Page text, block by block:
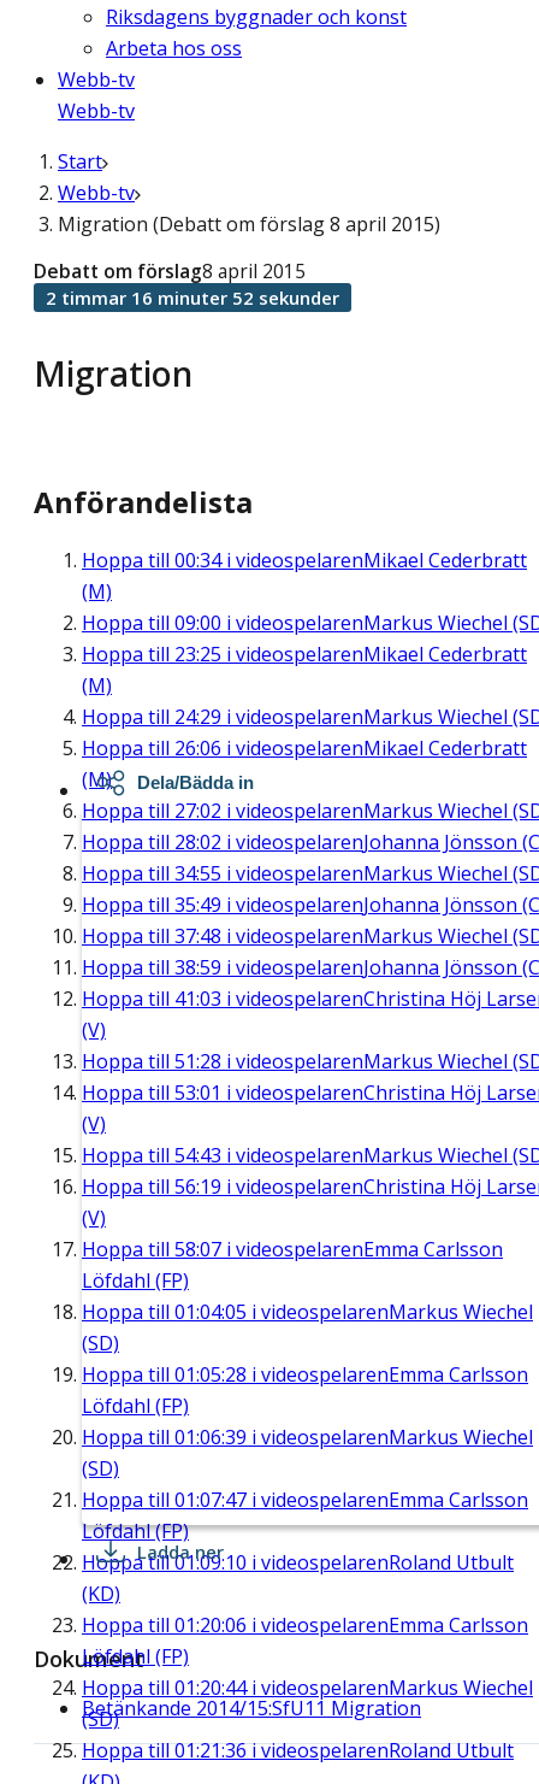
Riksdagens byggnader och konst
Arbeta hos oss
Webb-tv
Webb-tv
Start
Webb-tv
Migration (Debatt om förslag 8 april 2015)
Migration
Debatt om förslag8 april 2015
2 timmar 16 minuter 52 sekunder
Anförandelista
Hoppa till 00:34i videospelarenMikael Cederbratt
(M)
Hoppa till 09:00 i videospelarenMarkus Wiechel
Hoppa till 23:25 i videospelarenMikael Cederbratt
(M)
Hoppa till 24:29 i videospelarenMarkus Wiechel
Hoppa till 26:06 i videospelarenMikael Cederbratt
(M)
Hoppa till 27:02 i videospelarenMarkus Wiechel
Hoppa till 28:02 i videospelarenJohanna Jönsson
Hoppa till 34:55 i videospelarenMarkus Wiechel
Hoppa till 35:49 i videospelarenJohanna Jönsson
Hoppa till 37:48 i videospelarenMarkus Wiechel
Hoppa till 38:59 i videospelarenJohanna Jönsson
Hoppa till 41:03 i videospelarenChristina Höj
(V)
Hoppa till 51:28 i videospelarenMarkus Wiechel
Hoppa till 53:01 i videospelarenChristina Höj
(V)
Hoppa till 54:43 i videospelarenMarkus Wiechel
Hoppa till 56:19 i videospelarenChristina Höj
(V)
Hoppa till 58:07 i videospelarenEmma Carlsson
Löfdahl (FP)
Hoppa till 01:04:05 i videospelarenMarkus Wiechel
(SD)
Hoppa till 01:05:28 i videospelarenEmma Carlsson
Löfdahl (FP)
Hoppa till 01:06:39 i videospelarenMarkus Wiechel
(SD)
Hoppa till 01:07:47 i videospelarenEmma Carlsson
Löfdahl (FP)
Hoppa till01:09:10 i videospelarenRoland Utbult
(KD)
Hoppa till 01:20:06 i videospelarenEmma Carlsson
Löfdahl (FP)
Hoppa till 01:20:44i videospelarenMarkus Wiechel
(SD)
Hoppa till01:21:36i videospelarenRoland Utbult
Dela/Bädda in
Ladda ner
Dokument
Betänkande 2014/15:SfU11 Migration